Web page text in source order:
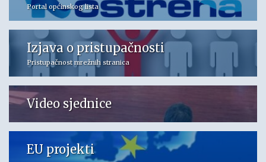
Portal općinskog lista
Izjava o pristupačnosti
Pristupačnost mrežnih stranica
Video sjednice
EU projekti